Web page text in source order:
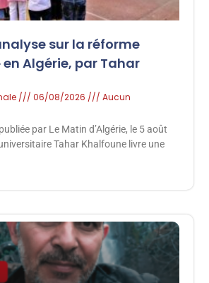
sur la réforme
Algérie, par Tahar
06/08/2026
Aucun
par Le Matin d’Algérie, le 5 août
Tahar Khalfoune livre une